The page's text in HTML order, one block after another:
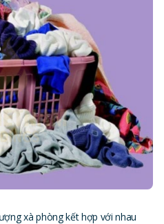
xà phòng kết hợp với nhau